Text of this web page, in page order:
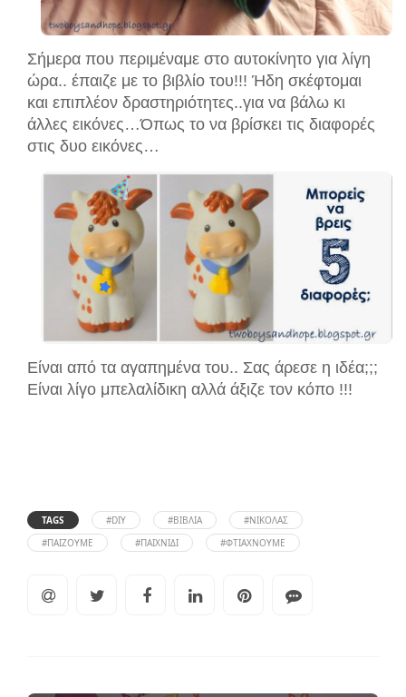
Σήμερα που περιμέναμε στο αυτοκίνητο για λίγη
ώρα.. έπαιζε με το βιβλίο του!!! Ήδη σκέφτομαι
και επιπλέον δραστηριότητες..για να βάλω κι
άλλες εικόνες…Όπως το να βρίσκει τις διαφορές
στις δυο εικόνες…
Είναι από τα αγαπημένα του.. Σας άρεσε η ιδέα;;;
Είναι λίγο μπελαλίδικη αλλά άξιζε τον κόπο !!!
TAGS #DIY #ΒΙΒΛΊΑ
#ΝΙΚΌΛΑΣ
#ΠΑΊΖΟΥΜΕ
#ΠΑΙΧΝΊΔΙ #ΦΤΙΆΧΝΟΥΜΕ